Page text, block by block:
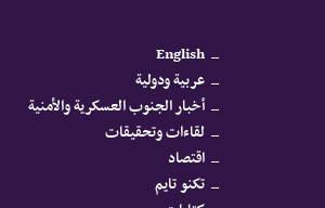
English
عربية ودولية
أخبار الجنوب العسكرية والأمنية
لقاءات وتحقيقات
اقتصاد
تكنو تايم